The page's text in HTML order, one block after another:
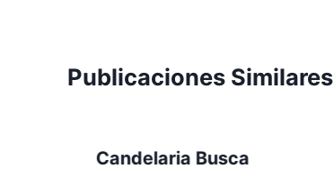
Publicaciones Similares
Candelaria Busca